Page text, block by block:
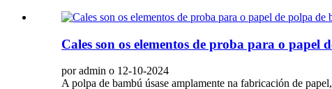
Cales son os elementos de proba para o papel
por admin o 12-10-2024
A polpa de bambú úsase amplamente na fabricación de